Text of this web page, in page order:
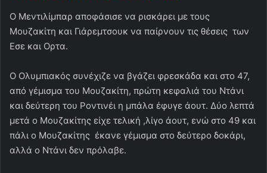
Ο Μεντιλίμπαρ αποφάσισε να ρισκάρει με τους
Μουζακίτη και Γιάρεμτσουκ να παίρνουν τις θέσεις των
Εσε και Ορτα.
Ο Ολυμπιακός συνέχιζε να βγάζει φρεσκάδα και στο 47,
από γέμισμα του Μουζακίτη, πρώτη κεφαλιά του Ντάνι
και δεύτερη του Ροντινέι η μπάλα έφυγε άουτ. Δύο λεπτά
μετά ο Μουζακίτης είχε τελική ,λίγο άουτ, ενώ στο 49 και
πάλι ο Μουζακίτης έκανε γέμισμα στο δεύτερο δοκάρι,
αλλά ο Ντάνι δεν πρόλαβε.